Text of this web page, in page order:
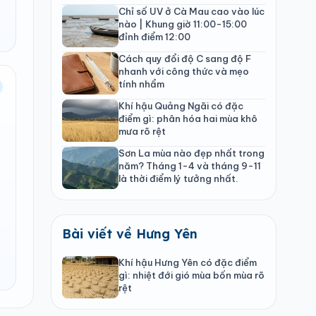
Chỉ số UV ở Cà Mau cao vào lúc
nào | Khung giờ 11:00-15:00
đỉnh điểm 12:00
Cách quy đổi độ C sang độ F
nhanh với công thức và mẹo
tính nhẩm
Khí hậu Quảng Ngãi có đặc
điểm gì: phân hóa hai mùa khô
mưa rõ rệt
Sơn La mùa nào đẹp nhất trong
năm? Tháng 1-4 và tháng 9-11
là thời điểm lý tưởng nhất.
Bài viết về Hưng Yên
Khí hậu Hưng Yên có đặc điểm
gì: nhiệt đới gió mùa bốn mùa rõ
rệt